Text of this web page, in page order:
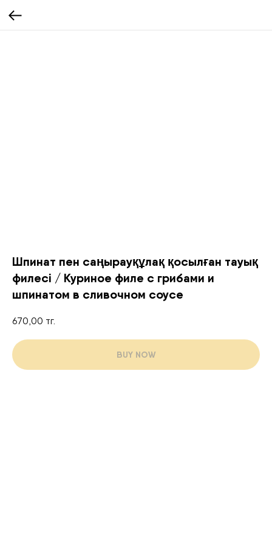
Шпинат пен саңырауқұлақ қосылған тауық
филесі / Куриное филе с грибами и
шпинатом в сливочном соусе
670,00 тг.
BUY NOW